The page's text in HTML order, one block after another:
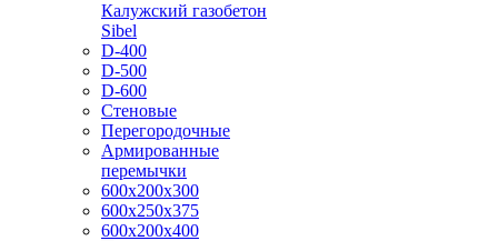
Калужский газобетон
Sibel
D-400
D-500
D-600
Стеновые
Перегородочные
Армированные
перемычки
600х200х300
600х250х375
600х200х400